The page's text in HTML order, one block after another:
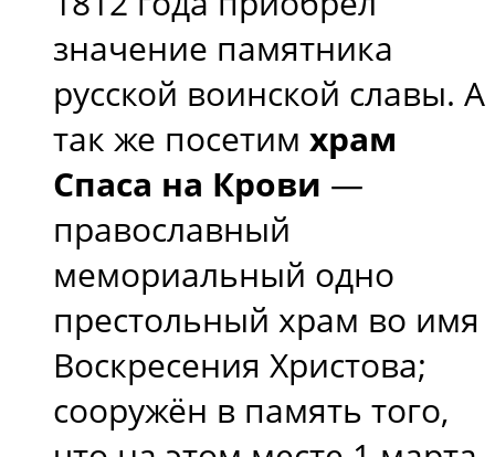
значение памятника
русской воинской славы. А
так же посетим храм
Спаса на Крови —
православный
мемориальный одно
престольный храм во имя
Воскресения Христова;
сооружён в память того,